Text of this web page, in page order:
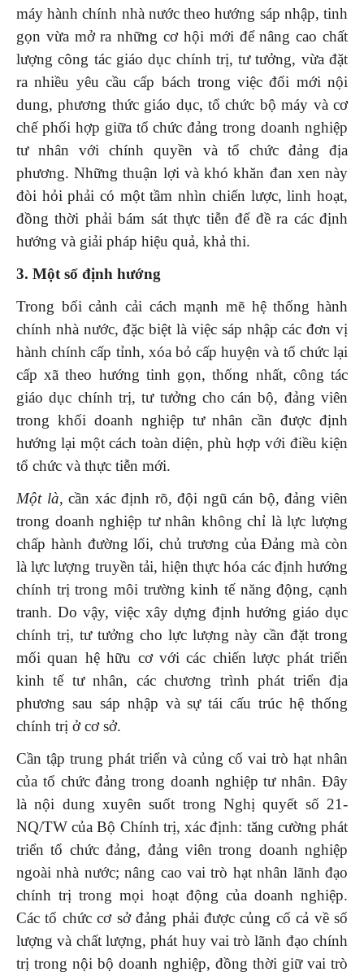
máy hành chính nhà nước theo hướng sáp nhập, tinh
gọn vừa mở ra những cơ hội mới để nâng cao chất
lượng công tác giáo dục chính trị, tư tưởng, vừa đặt
ra nhiều yêu cầu cấp bách trong việc đổi mới nội
dung, phương thức giáo dục, tổ chức bộ máy và cơ
chế phối hợp giữa tổ chức đảng trong doanh nghiệp
tư nhân với chính quyền và tổ chức đảng địa
phương. Những thuận lợi và khó khăn đan xen này
đòi hỏi phải có một tầm nhìn chiến lược, linh hoạt,
đồng thời phải bám sát thực tiễn để đề ra các định
hướng và giải pháp hiệu quả, khả thi.
3. Một số định hướng
Trong bối cảnh cải cách mạnh mẽ hệ thống hành
chính nhà nước, đặc biệt là việc sáp nhập các đơn vị
hành chính cấp tỉnh, xóa bỏ cấp huyện và tổ chức lại
cấp xã theo hướng tinh gọn, thống nhất, công tác
giáo dục chính trị, tư tưởng cho cán bộ, đảng viên
trong khối doanh nghiệp tư nhân cần được định
hướng lại một cách toàn diện, phù hợp với điều kiện
tổ chức và thực tiễn mới.
Một là, cần xác định rõ, đội ngũ cán bộ, đảng viên
trong doanh nghiệp tư nhân không chỉ là lực lượng
chấp hành đường lối, chủ trương của Đảng mà còn
là lực lượng truyền tải, hiện thực hóa các định hướng
chính trị trong môi trường kinh tế năng động, cạnh
tranh. Do vậy, việc xây dựng định hướng giáo dục
chính trị, tư tưởng cho lực lượng này cần đặt trong
mối quan hệ hữu cơ với các chiến lược phát triển
kinh tế tư nhân, các chương trình phát triển địa
phương sau sáp nhập và sự tái cấu trúc hệ thống
chính trị ở cơ sở.
Cần tập trung phát triển và củng cố vai trò hạt nhân
của tổ chức đảng trong doanh nghiệp tư nhân. Đây
là nội dung xuyên suốt trong Nghị quyết số 21-
NQ/TW của Bộ Chính trị, xác định: tăng cường phát
triển tổ chức đảng, đảng viên trong doanh nghiệp
ngoài nhà nước; nâng cao vai trò hạt nhân lãnh đạo
chính trị trong mọi hoạt động của doanh nghiệp.
Các tổ chức cơ sở đảng phải được củng cố cả về số
lượng và chất lượng, phát huy vai trò lãnh đạo chính
trị trong nội bộ doanh nghiệp, đồng thời giữ vai trò